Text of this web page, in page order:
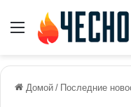
Меню
Домой / Последние